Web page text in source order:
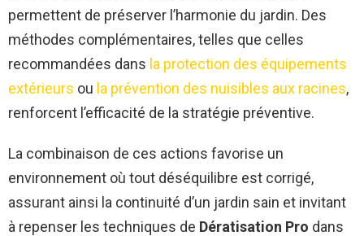
permettent de préserver l’harmonie du jardin. Des
méthodes complémentaires, telles que celles
recommandées dans la protection des équipements
extérieurs ou la prévention des nuisibles aux racines,
renforcent l’efficacité de la stratégie préventive.
La combinaison de ces actions favorise un
environnement où tout déséquilibre est corrigé,
assurant ainsi la continuité d’un jardin sain et invitant
à repenser les techniques de Dératisation Pro dans